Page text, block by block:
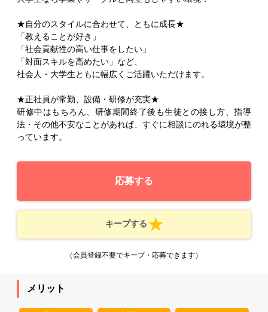
★自分のスタイルに合わせて、ともに成長★
「教えることが好き」
「社会貢献性の高い仕事をしたい」
「対面スキルを高めたい」など、
社会人・大学生ともに幅広くご活躍いただけます。
★正社員が常勤、設備・研修が充実★
研修中はもちろん、研修期間終了後も生徒との接し方、指導
法・その他不安なことがあれば、すぐに相談にのれる環境が整
っています。
応募する
キープする
（会員登録不要でキープ・応募できます）
メリット